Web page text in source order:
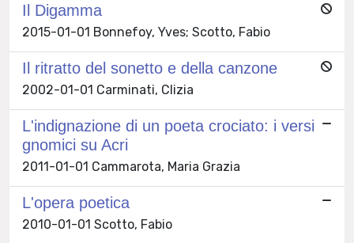
Il Digamma
2015-01-01 Bonnefoy, Yves; Scotto, Fabio
Il ritratto del sonetto e della canzone
2002-01-01 Carminati, Clizia
L'indignazione di un poeta crociato: i versi
gnomici su Acri
2011-01-01 Cammarota, Maria Grazia
L'opera poetica
2010-01-01 Scotto, Fabio